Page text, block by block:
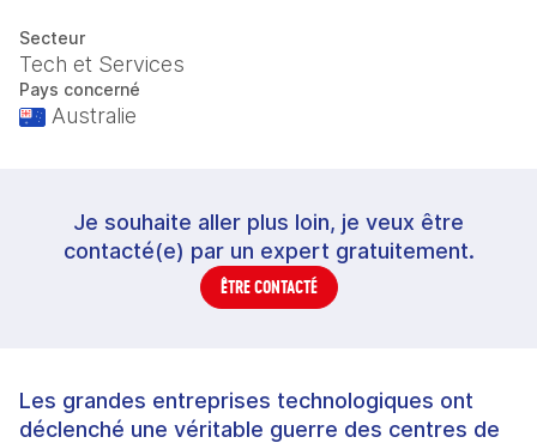
Secteur
Tech et Services
Pays concerné
Australie
Je souhaite aller plus loin, je veux être
contacté(e) par un expert gratuitement.
ÊTRE CONTACTÉ
Les grandes entreprises technologiques ont
déclenché une véritable guerre des centres de